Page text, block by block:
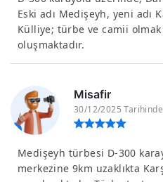
Eski adı Medişeyh, yeni adı
Külliye; türbe ve camii
oluşmaktadır.
Misafir
30/12/2025 Tarihinde
Medişeyh türbesi D-300
merkezine 9km uzaklıkta